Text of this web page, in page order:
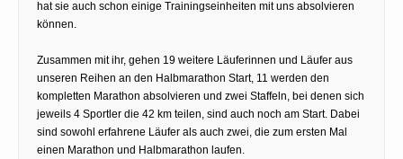
hat sie auch schon einige Trainingseinheiten mit uns absolvieren
können.
Zusammen mit ihr, gehen 19 weitere Läuferinnen und Läufer aus
unseren Reihen an den Halbmarathon Start, 11 werden den
kompletten Marathon absolvieren und zwei Staffeln, bei denen sich
jeweils 4 Sportler die 42 km teilen, sind auch noch am Start. Dabei
sind sowohl erfahrene Läufer als auch zwei, die zum ersten Mal
einen Marathon und Halbmarathon laufen.